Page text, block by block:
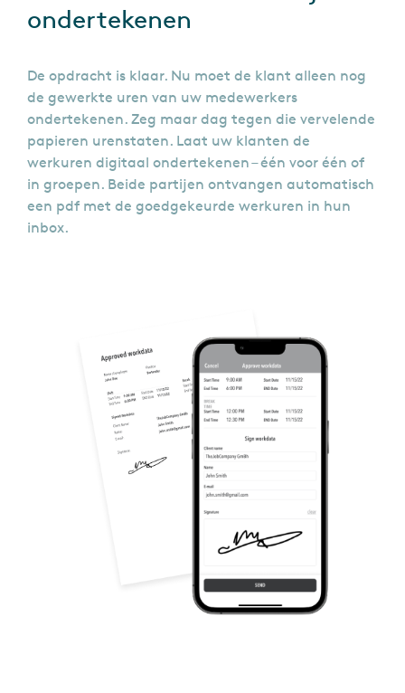
ondertekenen
De opdracht is klaar. Nu moet de klant alleen nog
de gewerkte uren van uw medewerkers
ondertekenen. Zeg maar dag tegen die vervelende
papieren urenstaten. Laat uw klanten de
werkuren digitaal ondertekenen – één voor één of
in groepen. Beide partijen ontvangen automatisch
een pdf met de goedgekeurde werkuren in hun
inbox.